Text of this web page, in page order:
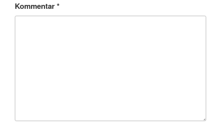
Kommentar*